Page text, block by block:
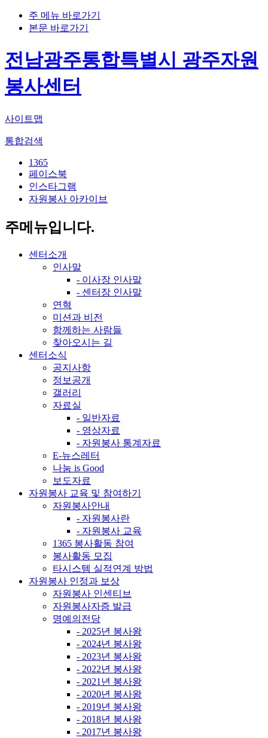
주 메뉴 바로가기
본문 바로가기
전남광주통합특별시 광주자원
봉사센터
사이트맵
통합검색
1365
페이스북
인스타그램
자원봉사 아카이브
주메뉴입니다.
센터소개
인사말
- 이사장 인사말
- 센터장 인사말
연혁
미션과 비전
함께하는 사람들
찾아오시는 길
센터소식
공지사항
정보공개
갤러리
자료실
- 일반자료
- 영상자료
- 자원봉사 통계자료
E-뉴스레터
나눔 is Good
보도자료
자원봉사 교육 및 참여하기
자원봉사안내
- 자원봉사란
- 자원봉사 교육
1365 봉사활동 참여
봉사활동 모집
타시스템 실적연계 방법
자원봉사 인정과 보상
자원봉사 인센티브
자원봉사자증 발급
명예의전당
- 2025년 봉사왕
- 2024년 봉사왕
- 2023년 봉사왕
- 2022년 봉사왕
- 2021년 봉사왕
- 2020년 봉사왕
- 2019년 봉사왕
- 2018년 봉사왕
- 2017년 봉사왕